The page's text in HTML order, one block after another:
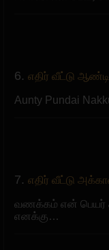
6. எதிர் வீட்டு ஆண்டி
Aunty Pundai
7. எதிர் வீட்டு
வணக்கம் என் பெயர்
எனக்கு…